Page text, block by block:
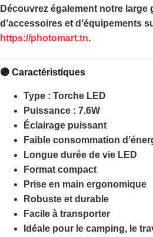
Découvrez également notre large
d’accessoires et d’équipements
https://photomart.tn.
🟣 Caractéristiques
Type : Torche LED
Puissance : 7.6W
Éclairage puissant
Faible consommation
Longue durée de vie LED
Format compact
Prise en main ergonomique
Robuste et durable
Facile à transporter
Idéale pour le camping, le